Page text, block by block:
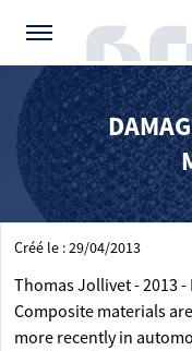
Créé le : 29/04/2013
Thomas Jollivet - 2013 -
Composite materials
more recently in